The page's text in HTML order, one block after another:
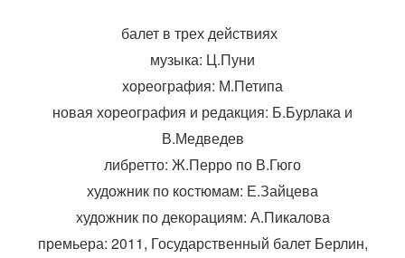
балет в трех действиях
музыка: Ц.Пуни
хореография: М.Петипа
новая хореография и редакция: Б.Бурлака и
В.Медведев
либретто: Ж.Перро по В.Гюго
художник по костюмам: Е.Зайцева
художник по декорациям: А.Пикалова
премьера: 2011, Государственный балет Берлин,